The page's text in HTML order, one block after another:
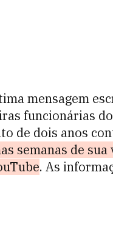
mensagem
funcionárias do
de dois anos
semanas de
. As